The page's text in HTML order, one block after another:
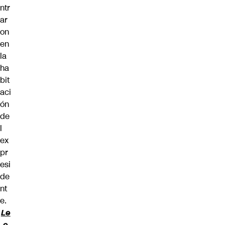
ntr
ar
on
en
la
ha
bit
aci
ón
de
l
ex
pr
esi
de
nt
e.
Le